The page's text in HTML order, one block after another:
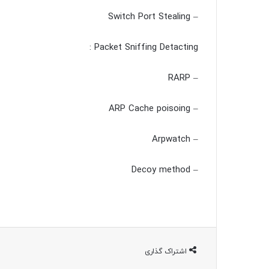
– Switch Port Stealing
Packet Sniffing Detacting :
– RARP
– ARP Cache poisoing
– Arpwatch
– Decoy method
اشتراک گذاری